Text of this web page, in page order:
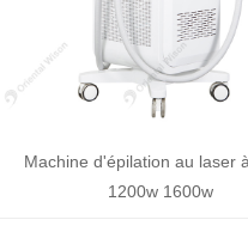
Machine d'épilation au laser
1200w 1600w